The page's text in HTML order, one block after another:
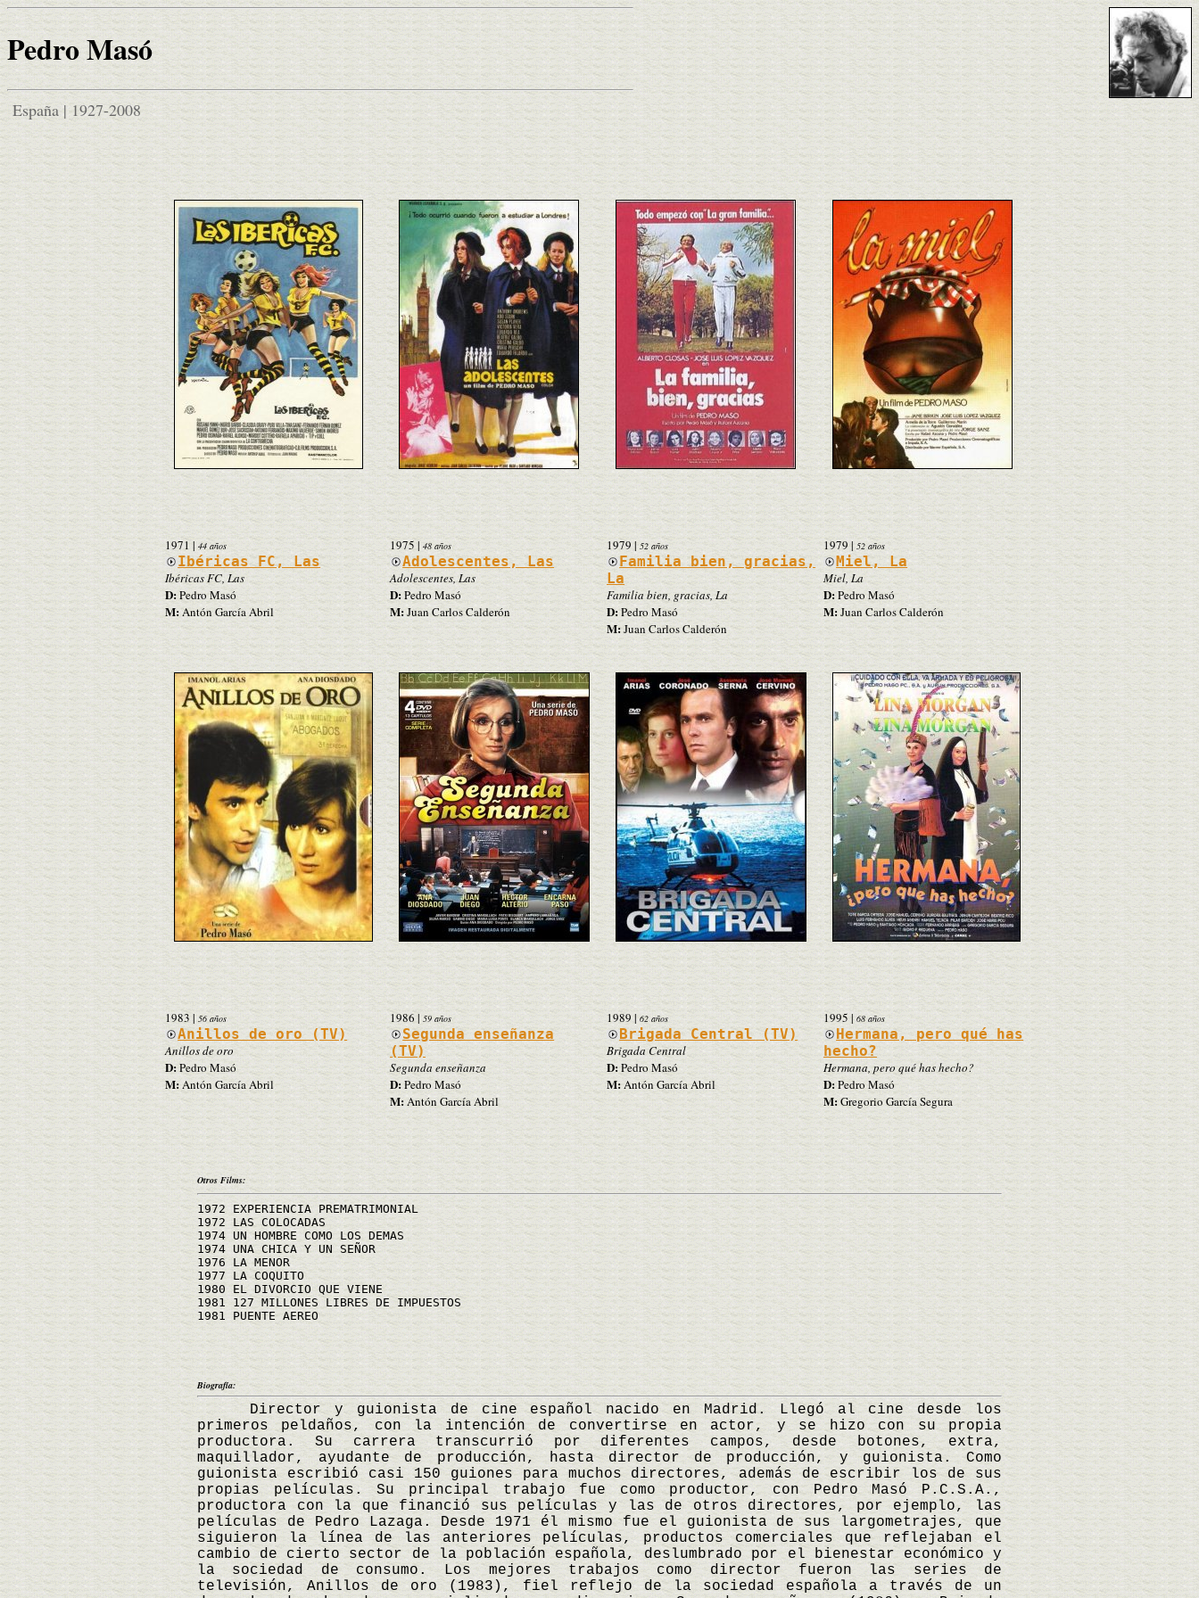
Pedro Masó
España | 1927-2008
1971 | 44 años
Ibéricas FC, Las
Ibéricas FC, Las
D:Pedro Masó
M:Antón García Abril
1975| 48 años
Adolescentes, Las
Adolescentes, Las
D:Pedro Masó
M: Juan Carlos Calderón
1979 | 52 años
Familia bien, gracias,
La
Familia bien, gracias, La
D:Pedro Masó
M:Juan Carlos Calderón
1979| 52 años
Miel, La
Miel, La
D:Pedro Masó
M:Juan Carlos Calderón
1983 | 56 años
Anillos de oro (TV)
Anillos de oro
D:Pedro Masó
M:Antón García Abril
1986 | 59 años
Segunda enseñanza
(TV)
Segunda enseñanza
D:Pedro Masó
M:Antón García Abril
1989 | 62 años
Brigada Central (TV)
Brigada Central
D:Pedro Masó
M:Antón García Abril
1995 | 68 años
Hermana, pero qué has
hecho?
Hermana, pero qué has hecho?
D:Pedro Masó
M:Gregorio García Segura
Otros Films:
1972 EXPERIENCIA PREMATRIMONIAL
1972 LAS COLOCADAS
1974 UN HOMBRE COMO LOS DEMAS
1974 UNA CHICA Y UN SEÑOR
1976 LA MENOR
1977 LA COQUITO
1980 EL DIVORCIO QUE VIENE
1981 127 MILLONES LIBRES DE IMPUESTOS
1981 PUENTE AEREO
Biografía:
Director y guionista de cine español nacido en Madrid. Llegó al cine desde los
primeros peldaños, con la intención de convertirse en actor, y se hizo con su propia
productora. Su carrera transcurrió por diferentes campos, desde botones, extra,
maquillador, ayudante de producción, hasta director de producción, y guionista. Como
guionista escribió casi 150 guiones para muchos directores, además de escribir los de sus
propias películas. Su principal trabajo fue como productor, con Pedro Masó P.C.S.A.,
productora con la que financió sus películas y las de otros directores, por ejemplo, las
películas de Pedro Lazaga. Desde 1971 él mismo fue el guionista de sus largometrajes, que
siguieron la línea de las anteriores películas, productos comerciales que reflejaban el
cambio de cierto sector de la población española, deslumbrado por el bienestar económico y
la sociedad de consumo. Los mejores trabajos como director fueron las series de
televisión, Anillos de oro (1983), fiel reflejo de la sociedad española a través de un